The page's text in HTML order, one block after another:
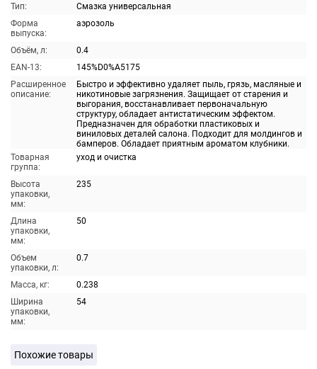
Тип:
Смазка универсальная
Форма
выпуска:
аэрозоль
Объём, л:
0.4
EAN-13:
145%D0%A5175
Расширенное
описание:
Быстро и эффективно удаляет пыль, грязь, масляные и
никотиновые загрязнения. Защищает от старения и
выгорания, восстанавливает первоначальную
структуру, обладает антистатическим эффектом.
Предназначен для обработки пластиковых и
виниловых деталей салона. Подходит для молдингов и
бамперов. Обладает приятным ароматом клубники.
Товарная
группа:
уход и очистка
Высота
упаковки,
мм:
235
Длина
упаковки,
мм:
50
Объем
упаковки, л:
0.7
Масса, кг:
0.238
Ширина
упаковки,
мм:
54
Похожие товары